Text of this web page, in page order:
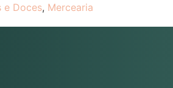
e Doces, Mercearia